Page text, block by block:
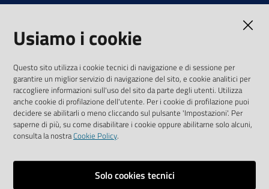
Note legali
Media Policy
SEGUICI SU
YoutubeTwitterLinkedinFacebookInstagram
Usiamo i cookie
Questo sito utilizza i cookie tecnici di navigazione e di sessione per
garantire un miglior servizio di navigazione del sito, e cookie analitici per
raccogliere informazioni sull'uso del sito da parte degli utenti. Utilizza
anche cookie di profilazione dell'utente. Per i cookie di profilazione puoi
decidere se abilitarli o meno cliccando sul pulsante 'Impostazioni'. Per
saperne di più, su come disabilitare i cookie oppure abilitarne solo alcuni,
consulta la nostraCookie Policy.
Solo cookies tecnici